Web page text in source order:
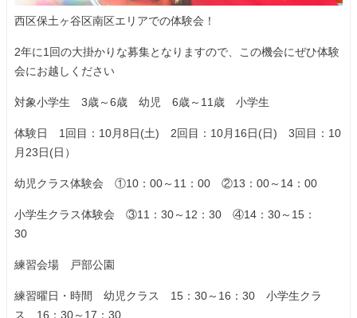
西区保土ヶ谷区南区エリアでの体験会！
2年に1回の大掛かりな募集となりますので、この機会にぜひ体験
会にお越しください
対象小学生 3歳～6歳 幼児 6歳～11歳 小学生
体験日 1回目：10月8日(土) 2回目：10月16日(日) 3回目：10
月23日(日）
幼児クラス体験会 ①10：00～11：00 ②13：00～14：00
小学生クラス体験会 ③11：30～12：30 ④14：30～15：
30
練習会場 戸部公園
練習曜日・時間 幼児クラス 15：30～16：30 小学生クラ
ス 16：30～17：30